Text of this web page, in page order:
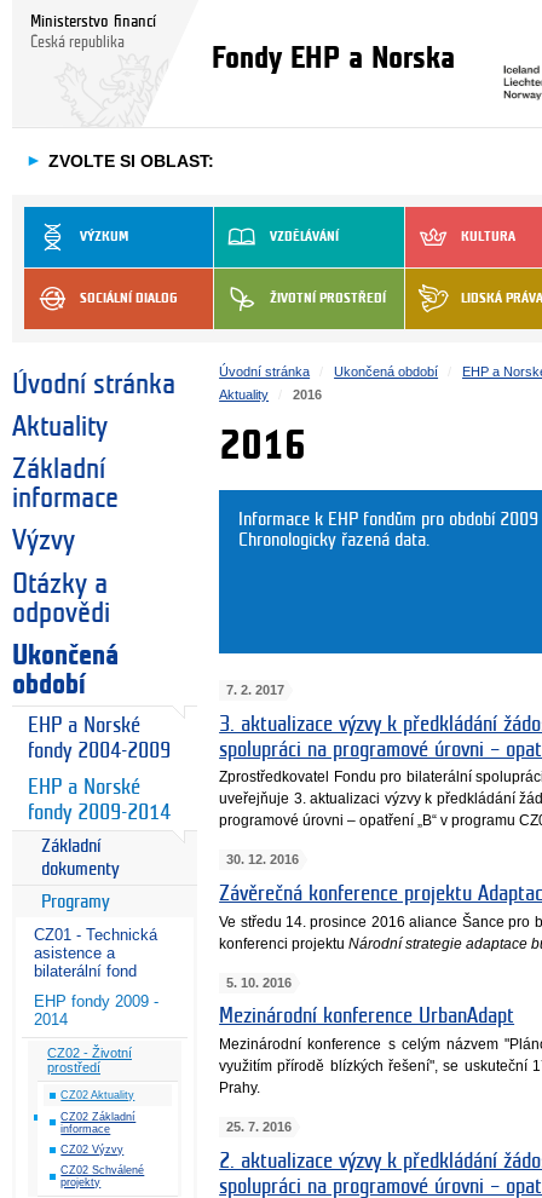
Ministerstvo financí
Česká republika
Fondy EHP a Norska
► ZVOLTE SI OBLAST:
VÝZKUM VZDĚLÁVÁNÍ KULTURA
SOCIÁLNÍ DIALOG ŽIVOTNÍ PROSTŘEDÍ LIDSKÁ PRÁVA
Úvodní stránka
Aktuality
Základní
informace
Výzvy
Otázky a
odpovědi
Ukončená
období
EHP a Norské
fondy 2004-2009
EHP a Norské
fondy 2009-2014
Základní
dokumenty
Programy
CZ01 - Technická
asistence a
bilaterální fond
EHP fondy 2009 -
2014
CZ02 - Životní
prostředí
CZ02 Aktuality
CZ02 Základní
informace
CZ02 Výzvy
CZ02 Schválené
projekty
Úvodní stránka Ukončená období
EHP a
Aktuality
2016
2016
Informace k EHP fondům pro období
Chronologicky řazená data.
7. 2. 2017
3. aktualizace výzvy k předkládání
spolupráci na programové úrovni –
Zprostředkovatel Fondu pro bilaterální
uveřejňuje 3. aktualizaci výzvy k předkládání
programové úrovni – opatření „B“ v programu
30. 12. 2016
Závěrečná konference projektu
Ve středu 14. prosince 2016 aliance Šance pro
konferenci projektuNárodní strategie adaptace
5. 10. 2016
Mezinárodní konference UrbanAdapt
Mezinárodní konference s celým názvem
využitím přírodě blízkých řešení", se uskuteční
Prahy.
25. 7. 2016
2. aktualizace výzvy k předkládání
spolupráci na programové úrovni –